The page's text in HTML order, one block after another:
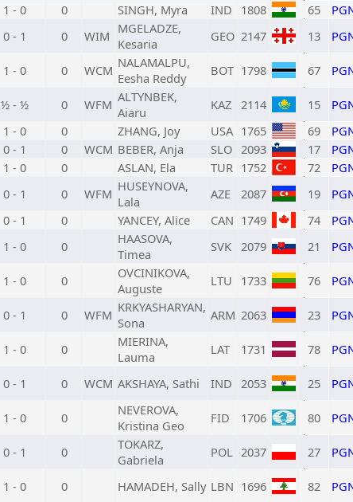
1 - 0 0 SINGH, Myra IND 1808 65
0 - 1 0 WIM MGELADZE,
Kesaria
GEO 2147 13
1 - 0 0 WCM NALAMALPU,
Eesha Reddy
BOT 1798 67
½ - ½ 0 WFM ALTYNBEK,
Aiaru
KAZ 2114 15
1 - 0 0 ZHANG, Joy USA 1765 69
0 - 1 0 WCM BEBER, Anja SLO 2093 17
1 - 0 0 ASLAN, Ela TUR 1752 72
0 - 1 0 WFM HUSEYNOVA,
Lala
AZE 2087 19
0 - 1 0 YANCEY, Alice CAN 1749 74
1 - 0 0
HAASOVA,
Timea
SVK 2079 21
1 - 0 0
OVCINIKOVA,
Auguste
LTU 1733 76
0 - 1 0 WFM KRKYASHARYAN,
Sona
ARM 2063 23
1 - 0 0
MIERINA,
Lauma
LAT 1731 78
0 - 1 0 WCM AKSHAYA, Sathi IND 2053 25
1 - 0 0
NEVEROVA,
Kristina Geo
FID 1706 80
0 - 1 0
TOKARZ,
Gabriela
POL 2037 27
1 - 0 0 HAMADEH, Sally LBN 1696 82